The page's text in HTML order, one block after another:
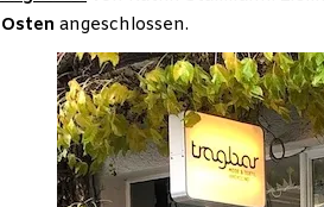
angeschlossen.